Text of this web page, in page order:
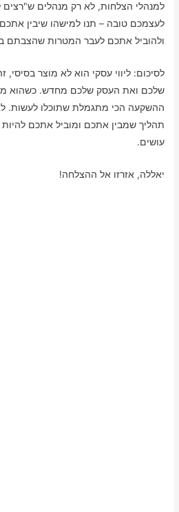
למנהלי הצלחות, לא רק מנהלים
לעצמכם טובה – תנו למישהו שיבין
ולהוביל אתכם לעבר המטרות שהצבתם
לסיכום: ליווי עסקי הוא לא מוצר
שלכם ואת העסק שלכם מחדש. כשהוא
ההשקעה הכי מתגמלת שתוכלו לעשות.
תהליך שמבין אתכם ומוביל אתכם
עושים.
יאללה, אזרזו אל ההצלחה!